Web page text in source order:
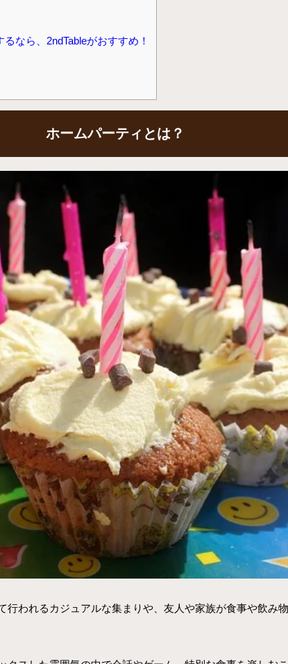
なら、2ndTableがおすすめ！
ホームパーティとは？
行われるカジュアルな集まりや、友人や家族が食事や飲み